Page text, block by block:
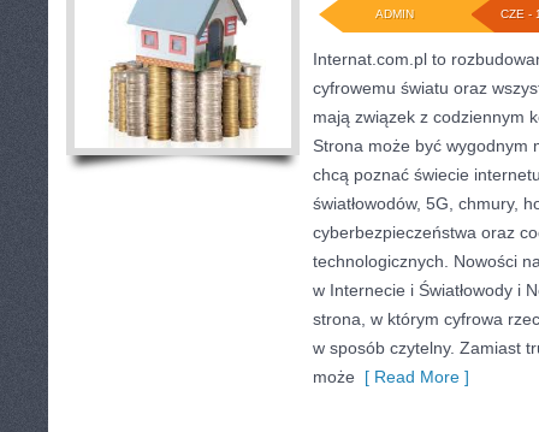
CZE -
ADMIN
Internat.com.pl to
cyfrowemu światu oraz
mają związek z codziennym
Strona może być wygodnym
chcą poznać świecie
światłowodów, 5G, chmury,
cyberbezpieczeństwa oraz
technologicznych. Nowości
w Internecie i Światłowody i
strona, w którym cyfrowa
w sposób czytelny. Zamiast
może [ Read More ]